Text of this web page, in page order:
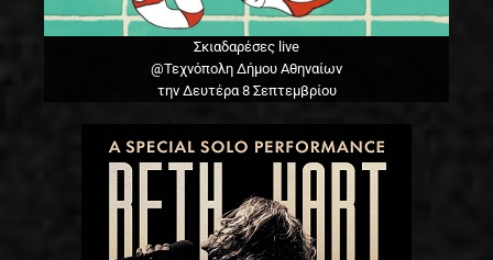
Σκιαδαρέσες live
@Τεχνόπολη Δήμου Αθηναίων
την Δευτέρα 8 Σεπτεμβρίου